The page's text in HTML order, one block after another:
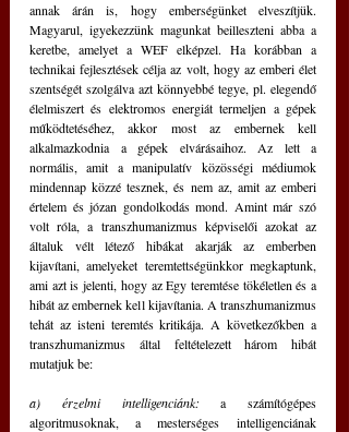
annak árán is, hogy emberségünket elveszítjük.
Magyarul, igyekezzünk magunkat beilleszteni abba a
keretbe, amelyet a WEF elképzel. Ha korábban a
technikai fejlesztések célja az volt, hogy az emberi élet
szentségét szolgálva azt könnyebbé tegye, pl. elegendő
élelmiszert és elektromos energiát termeljen a gépek
működtetéséhez, akkor most az embernek kell
alkalmazkodnia a gépek elvárásaihoz. Az lett a
normális, amit a manipulatív közösségi médiumok
mindennap közzé tesznek, és nem az, amit az emberi
értelem és józan gondolkodás mond. Amint már szó
volt róla, a transzhumanizmus képviselői azokat az
általuk vélt létező hibákat akarják az emberben
kijavítani, amelyeket teremtettségünkkor megkaptunk,
ami azt is jelenti, hogy az Egy teremtése tökéletlen és a
hibát az embernek kell kijavítania. A transzhumanizmus
tehát az isteni teremtés kritikája. A következőkben a
transzhumanizmus által feltételezett három hibát
mutatjuk be:
a) érzelmi intelligenciánk: a számítógépes
algoritmusoknak, a mesterséges intelligenciának